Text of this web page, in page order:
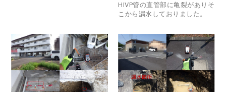
HIVP管の直管部に亀裂がありそ
こから漏水しておりました。